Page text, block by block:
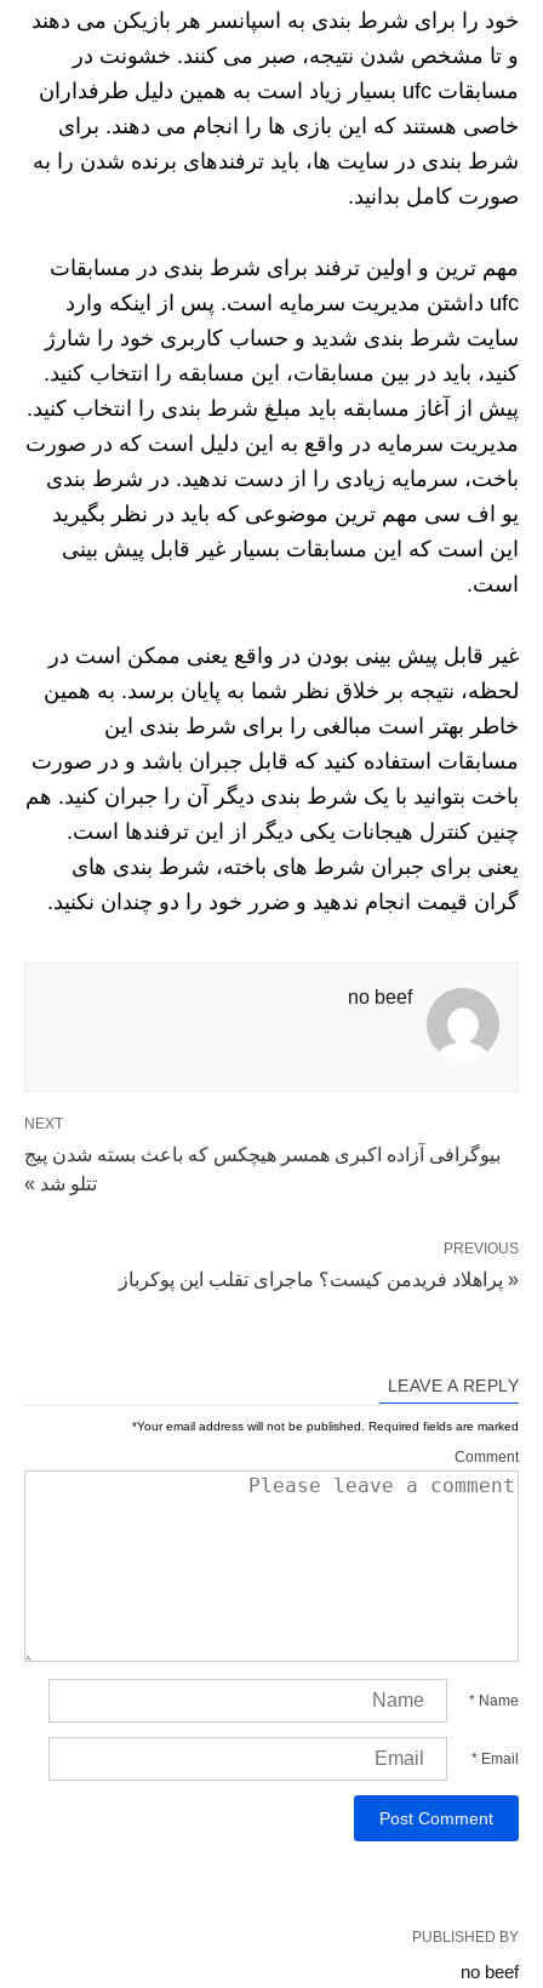
خود را برای شرط بندی به اسپانسر هر بازیکن می دهند
و تا مشخص شدن نتیجه، صبر می کنند. خشونت در
مسابقات ufc بسیار زیاد است به همین دلیل طرفداران
خاصی هستند که این بازی ها را انجام می دهند. برای
شرط بندی در سایت ها، باید ترفندهای برنده شدن را به
صورت کامل بدانید.
مهم ترین و اولین ترفند برای شرط بندی در مسابقات
ufc داشتن مدیریت سرمایه است. پس از اینکه وارد
سایت شرط بندی شدید و حساب کاربری خود را شارژ
کنید، باید در بین مسابقات، این مسابقه را انتخاب کنید.
پیش از آغاز مسابقه باید مبلغ شرط بندی را انتخاب کنید.
مدیریت سرمایه در واقع به این دلیل است که در صورت
باخت، سرمایه زیادی را از دست ندهید. در شرط بندی
یو اف سی مهم ترین موضوعی که باید در نظر بگیرید
این است که این مسابقات بسیار غیر قابل پیش بینی
است.
غیر قابل پیش بینی بودن در واقع یعنی ممکن است در
لحظه، نتیجه بر خلاق نظر شما به پایان برسد. به همین
خاطر بهتر است مبالغی را برای شرط بندی این
مسابقات استفاده کنید که قابل جبران باشد و در صورت
باخت بتوانید با یک شرط بندی دیگر آن را جبران کنید. هم
چنین کنترل هیجانات یکی دیگر از این ترفندها است.
یعنی برای جبران شرط های باخته، شرط بندی های
گران قیمت انجام ندهید و ضرر خود را دو چندان نکنید.
no beef
NEXT
بیوگرافی آزاده اکبری همسر هیچکس که باعث بسته شدن پیج
تتلو شد »
PREVIOUS
« پراهلاد فریدمن کیست؟ ماجرای تقلب این پوکرباز
LEAVE A REPLY
Your email address will not be published. Required fields are marked
*
Comment
Name
*
Email
*
PUBLISHED BY
no beef